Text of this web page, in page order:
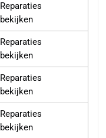
Reparaties
bekijken
Reparaties
bekijken
Reparaties
bekijken
Reparaties
bekijken